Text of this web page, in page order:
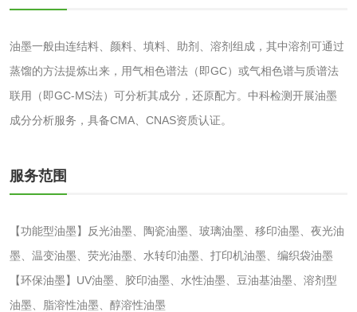
油墨一般由连结料、颜料、填料、助剂、溶剂组成，其中溶剂可通过
蒸馏的方法提炼出来，用气相色谱法（即GC）或气相色谱与质谱法
联用（即GC-MS法）可分析其成分，还原配方。中科检测开展油墨
成分分析服务，具备CMA、CNAS资质认证。
服务范围
【功能型油墨】反光油墨、陶瓷油墨、玻璃油墨、移印油墨、夜光油
墨、温变油墨、荧光油墨、水转印油墨、打印机油墨、编织袋油墨
【环保油墨】UV油墨、胶印油墨、水性油墨、豆油基油墨、溶剂型
油墨、脂溶性油墨、醇溶性油墨
防霉检测 霉菌污染分析
消毒产品备案 防螨除螨检测
化妆品毒理试验 化妆品毒理测试
化妆品眼刺激试验 化妆品皮肤刺激试